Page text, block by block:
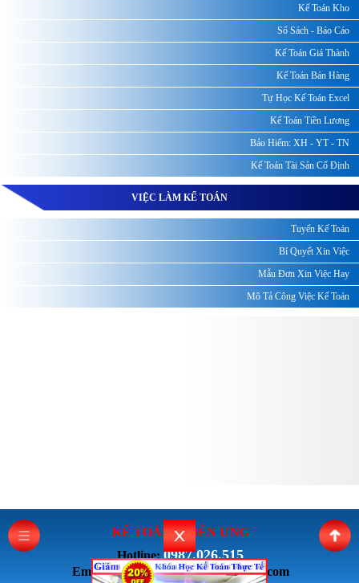
Kế Toán Kho
Sổ Sách - Báo Cáo
Kế Toán Giá Thành
Kế Toán Bán Hàng
Tự Học Kế Toán Excel
Kế Toán Tiền Lương
Bảo Hiểm: XH - YT - TN
Kế Toán Tài Sản Cố Định
VIỆC LÀM KẾ TOÁN
Tuyển Kế Toán
Bí Quyết Xin Việc
Mẫu Đơn Xin Việc Hay
Mô Tả Công Việc Kế Toán
KẾ TOÁN THIÊN ƯNG
Hotline:0987.026.515
Email: ketoanthienung6868@gmail.com